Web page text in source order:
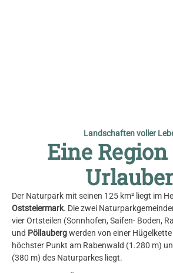
Landschaften voller
Eine
Der Naturpark mit seinen 125 km² liegt im
Oststeiermark. Die zwei
vier Ortsteilen (Sonnhofen, Saifen- Boden,
und Pöllaubergwerden von einer
höchster Punkt am Rabenwald (1.280 m)
(380 m) des Naturparkes liegt.